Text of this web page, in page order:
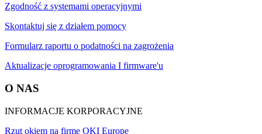
Zgodność z systemami operacyjnymi
Skontaktuj się z działem pomocy
Formularz raportu o podatności na zagrożenia
Aktualizacje oprogramowania I firmware'u
O NAS
INFORMACJE KORPORACYJNE
Rzut okiem na firmę OKI Europe